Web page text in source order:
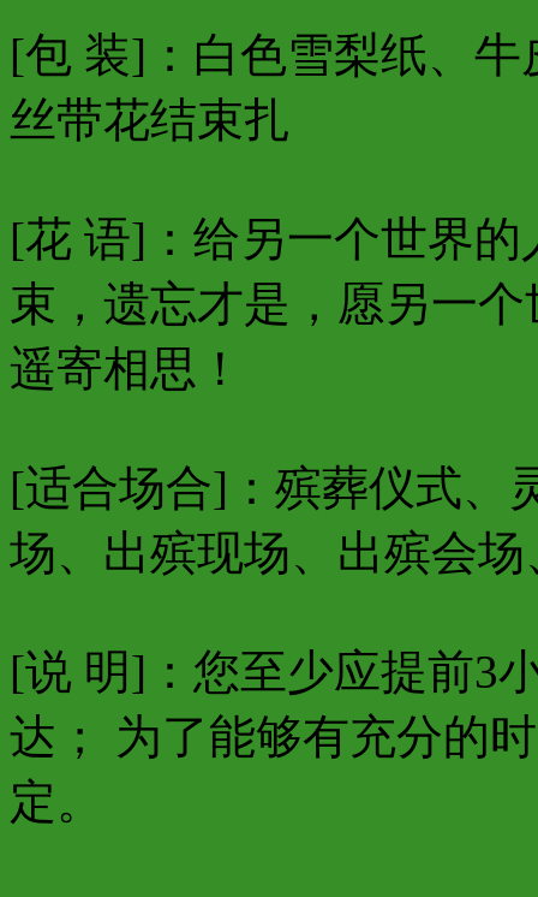
[包 装]：白色雪梨纸、
丝带花结束扎
[花 语]：给另一个世界
束，遗忘才是，愿另一
遥寄相思！
[适合场合]：殡葬仪式、
场、出殡现场、出殡会
[说 明]：您至少应提前3
达； 为了能够有充分的
定。